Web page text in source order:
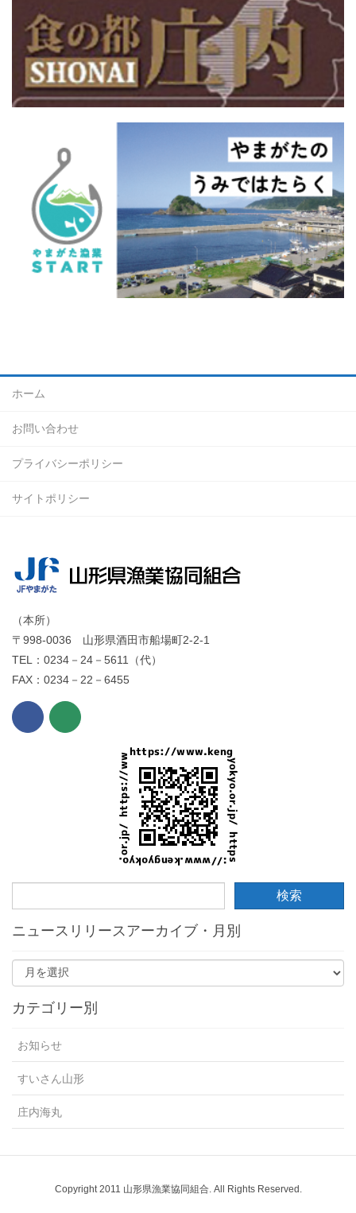
ホーム
お問い合わせ
プライバシーポリシー
サイトポリシー
（本所）
〒998-0036 山形県酒田市船場町2-2-1
TEL：0234－24－5611（代）
FAX：0234－22－6455
ニュースリリースアーカイブ・月別
カテゴリー別
お知らせ
すいさん山形
庄内海丸
Copyright 2011 山形県漁業協同組合. All Rights Reserved.